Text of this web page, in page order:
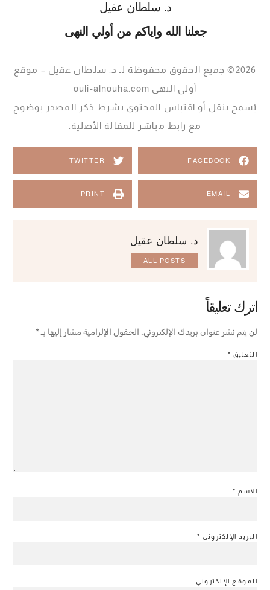
د. سلطان عقيل
جعلنا الله واياكم من أولي النهى
2026© جميع الحقوق محفوظة لـ د. سلطان عقيل – موقع
أولي النهى ouli-alnouha.com
يُسمح بنقل أو اقتباس المحتوى بشرط ذكر المصدر بوضوح
مع رابط مباشر للمقالة الأصلية.
FACEBOOK
TWITTER
EMAIL
PRINT
د. سلطان عقيل
ALL POSTS
اترك تعليقاً
لن يتم نشر عنوان بريدك الإلكتروني. الحقول الإلزامية مشار إليها بـ*
التعليق *
الاسم *
البريد الإلكتروني *
الموقع الإلكتروني